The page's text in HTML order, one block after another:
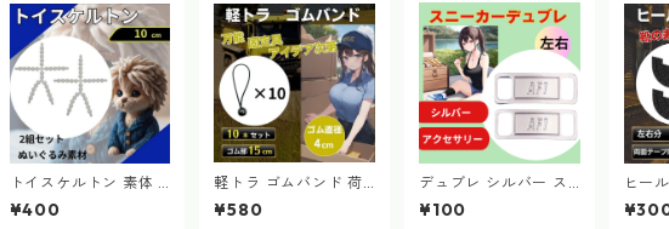
トイスケルトン 素体 1
0cm 2個セット 推し
活 マスコット ぬいぐ
¥400
軽トラ ゴムバンド 荷
台シート ゴム紐 ハト
メ 15cm ブラック 10
¥580
デュブレ シルバー ス
ニーカー エアフォース
メタルタグ 左右 2個
¥100
ヒー
ルガ
クタ